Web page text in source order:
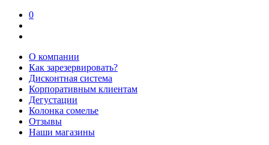
0
О компании
Как зарезервировать?
Дисконтная система
Корпоративным клиентам
Дегустации
Колонка сомелье
Отзывы
Наши магазины